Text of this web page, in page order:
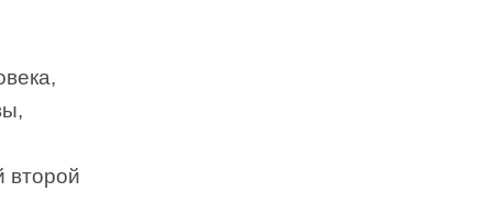
второй